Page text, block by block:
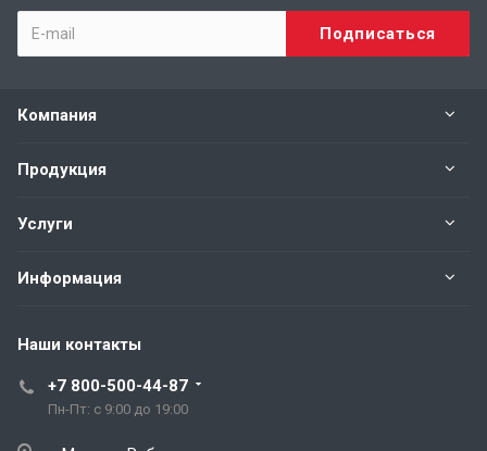
Компания
Продукция
Услуги
Информация
Наши контакты
+7 800-500-44-87
Пн-Пт: с 9:00 до 19:00